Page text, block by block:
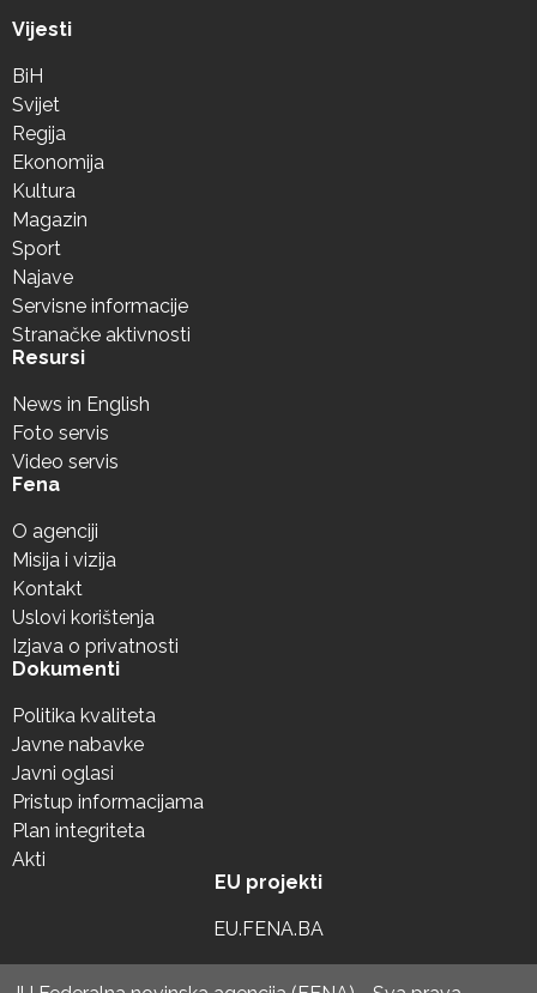
Vijesti
BiH
Svijet
Regija
Ekonomija
Kultura
Magazin
Sport
Najave
Servisne informacije
Stranačke aktivnosti
Resursi
News in English
Foto servis
Video servis
Fena
O agenciji
Misija i vizija
Kontakt
Uslovi korištenja
Izjava o privatnosti
Dokumenti
Politika kvaliteta
Javne nabavke
Javni oglasi
Pristup informacijama
Plan integriteta
Akti
EU projekti
EU.FENA.BA